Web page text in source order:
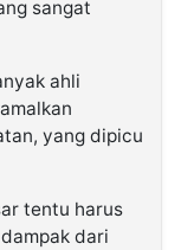
sangat
ahli
yang dipicu
tentu harus
dari